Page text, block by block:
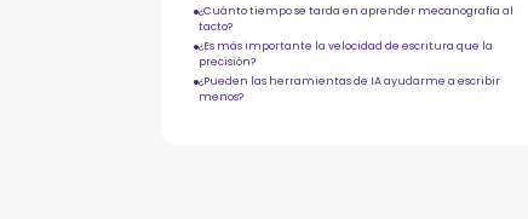
¿Cuánto tiempo se tarda en aprender mecanografía al
tacto?
¿Es más importante la velocidad de escritura que la
precisión?
¿Pueden las herramientas de IA ayudarme a escribir
menos?